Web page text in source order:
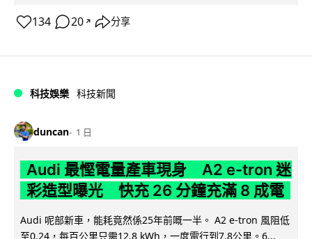
134 20 ↗ 分享
科技娛樂 科技新聞
duncan 1 日
Audi 最慳電量產車現身 A2 e-tron 迷
彩造型曝光 快充 26 分鐘充滿 8 成電
Audi 呢部新車，能耗竟然係25年前嘅一半。 A2 e-tron 風阻低
至0.24，每百公里只需12.8 kWh，一度電行到7.8公里。6...